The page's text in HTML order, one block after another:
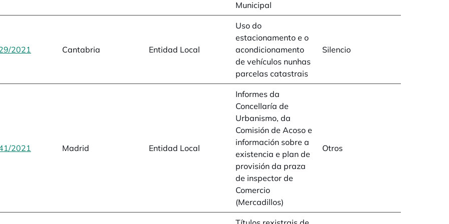
Municipal
2021 opens in a new tab
Cantabria Entidad Local
Uso do
estacionamento e o
acondicionamento
de vehículos nunhas
parcelas catastrais
Silencio
2021 opens in a new tab
Madrid Entidad Local
Informes da
Concellaría de
Urbanismo, da
Comisión de Acoso e
información sobre a
existencia e plan de
provisión da praza
de inspector de
Comercio
(Mercadillos)
Otros